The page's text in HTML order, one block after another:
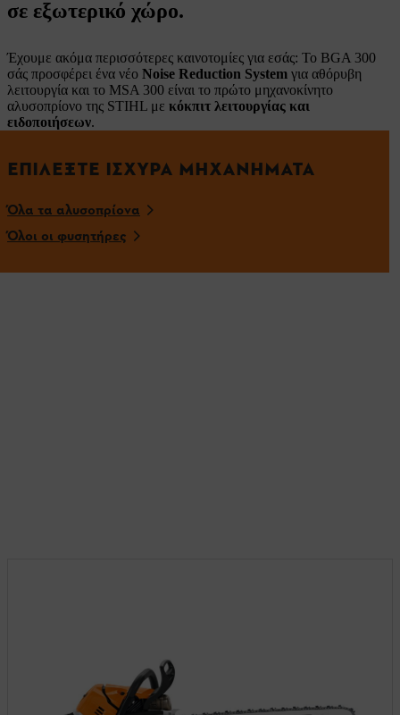
σε εξωτερικό χώρο.
Έχουμε ακόμα περισσότερες καινοτομίες για εσάς: Το BGA 300
σάς προσφέρει ένα νέο Noise Reduction System για αθόρυβη
λειτουργία και το MSA 300 είναι το πρώτο μηχανοκίνητο
αλυσοπρίονο της STIHL με κόκπιτ λειτουργίας και
ειδοποιήσεων.
ΕΠΙΛΈΞΤΕ ΙΣΧΥΡΆ ΜΗΧΑΝΉΜΑΤΑ
Όλα τα αλυσοπρίονα
Όλοι οι φυσητήρες